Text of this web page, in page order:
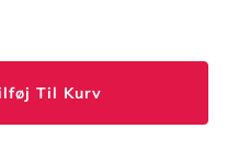
Til Kurv